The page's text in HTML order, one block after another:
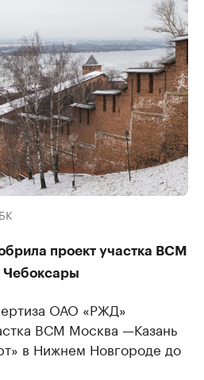
проект участка ВСМ
Чебоксары
ОАО «РЖД»
ВСМ Москва —Казань
в Нижнем Новгороде до